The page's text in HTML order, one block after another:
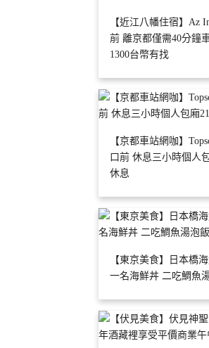
【近江八幡住宿】Az
前 離京都僅需40分鐘
1300台幣有找
【京都車站網咖】
口前 休息三小時個人
休息
【東京美食】日本橋
一名海鮮丼 二吃鯛魚